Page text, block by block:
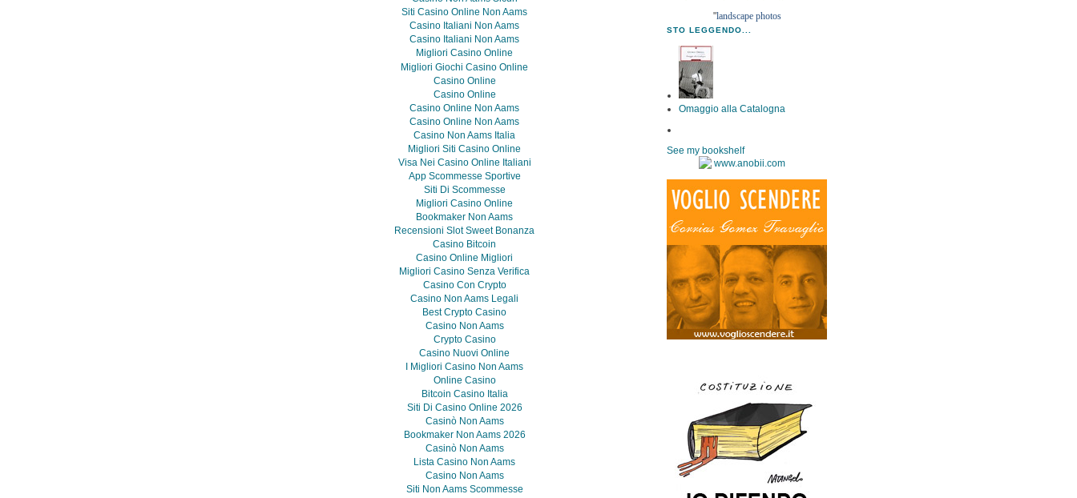
"landscape photos
STO LEGGENDO...
Omaggio alla Catalogna
See my bookshelf
www.anobii.com
Siti Casino Online Non Aams
Casino Italiani Non Aams
Casino Italiani Non Aams
Migliori Casino Online
Migliori Giochi Casino Online
Casino Online
Casino Online
Casino Online Non Aams
Casino Online Non Aams
Casino Non Aams Italia
Migliori Siti Casino Online
Visa Nei Casino Online Italiani
App Scommesse Sportive
Siti Di Scommesse
Migliori Casino Online
Bookmaker Non Aams
Recensioni Slot Sweet Bonanza
Casino Bitcoin
Casino Online Migliori
Migliori Casino Senza Verifica
Casino Con Crypto
Casino Non Aams Legali
Best Crypto Casino
Casino Non Aams
Crypto Casino
Casino Nuovi Online
I Migliori Casino Non Aams
Online Casino
Bitcoin Casino Italia
Siti Di Casino Online 2026
Casinò Non Aams
Bookmaker Non Aams 2026
Casinò Non Aams
Lista Casino Non Aams
Casino Non Aams
Siti Non Aams Scommesse